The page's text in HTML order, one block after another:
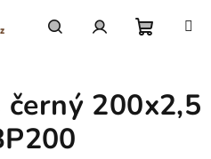
košík
černý 200x2,5